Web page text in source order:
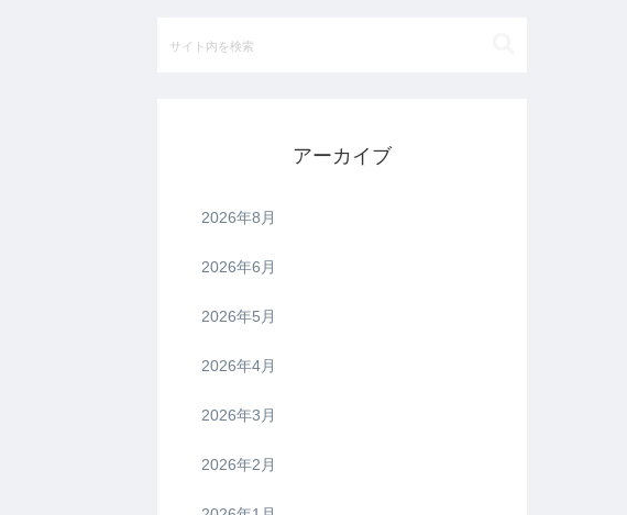
アーカイブ
2026年8月
2026年6月
2026年5月
2026年4月
2026年3月
2026年2月